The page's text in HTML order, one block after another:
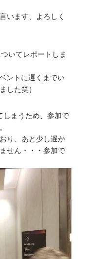
います、よろしく
いてレポートしま
ントに遅くまでい
した笑）
しまうため、参加で
り、あと少し遅か
せん・・・参加で